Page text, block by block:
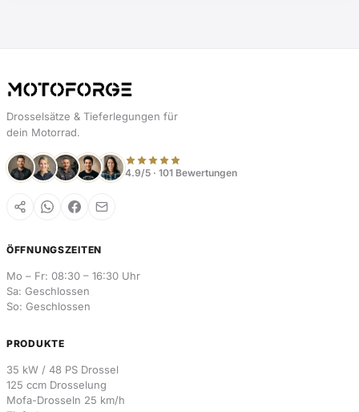
Drosselsätze & Tieferlegungen für
dein Motorrad.
4.9/5 · 101 Bewertungen
ÖFFNUNGSZEITEN
Mo – Fr: 08:30 – 16:30 Uhr
Sa: Geschlossen
So: Geschlossen
PRODUKTE
35 kW / 48 PS Drossel
125 ccm Drosselung
Mofa-Drosseln 25 km/h